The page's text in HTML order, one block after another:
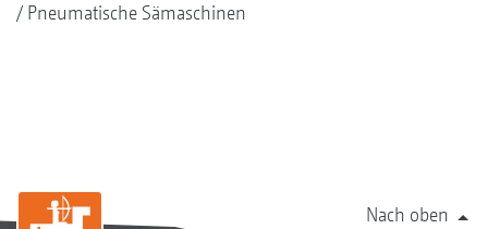
Pneumatische Sämaschinen
Nach oben